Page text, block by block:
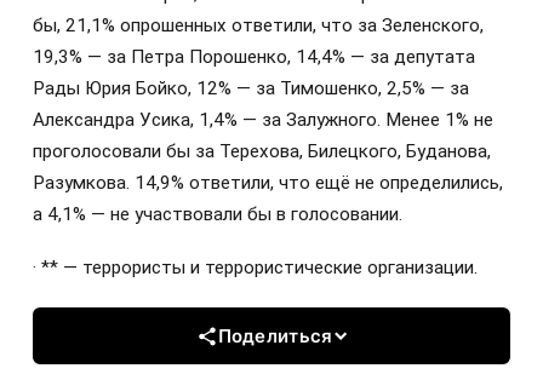
бы, 21,1% опрошенных ответили, что за Зеленского,
19,3% — за Петра Порошенко, 14,4% — за депутата
Рады Юрия Бойко, 12% — за Тимошенко, 2,5% — за
Александра Усика, 1,4% — за Залужного. Менее 1% не
проголосовали бы за Терехова, Билецкого, Буданова,
Разумкова. 14,9% ответили, что ещё не определились,
а 4,1% — не участвовали бы в голосовании.
· ** — террористы и террористические организации.
Поделиться